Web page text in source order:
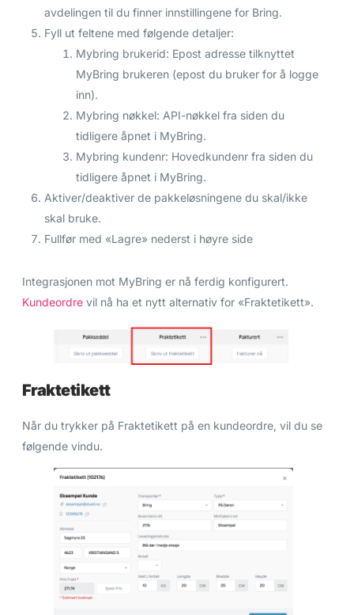
avdelingen til du finner innstillingene for Bring.
Fyll ut feltene med følgende detaljer:
Mybring brukerid: Epost adresse tilknyttet
MyBring brukeren (epost du bruker for å logge
inn).
Mybring nøkkel: API-nøkkel fra siden du
tidligere åpnet i MyBring.
Mybring kundenr: Hovedkundenr fra siden du
tidligere åpnet i MyBring.
Aktiver/deaktiver de pakkeløsningene du skal/ikke
skal bruke.
Fullfør med «Lagre» nederst i høyre side
Integrasjonen mot MyBring er nå ferdig konfigurert.
Kundeordre vil nå ha et nytt alternativ for «Fraktetikett».
Fraktetikett
Når du trykker på Fraktetikett på en kundeordre, vil du se
følgende vindu.